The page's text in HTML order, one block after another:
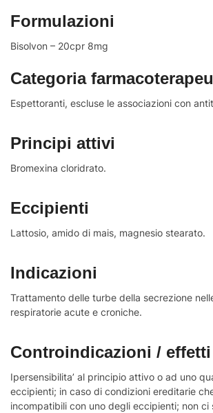
Formulazioni
Bisolvon – 20cpr 8mg
Categoria
Espettoranti, escluse le associazioni con
Principi attivi
Bromexina cloridrato.
Eccipienti
Lattosio, amido di mais, magnesio stearato.
Indicazioni
Trattamento delle turbe della secrezione
respiratorie acute e croniche.
Controindicazioni /
Ipersensibilita’ al principio attivo o ad uno
eccipienti; in caso di condizioni ereditarie
incompatibili con uno degli eccipienti; non ci